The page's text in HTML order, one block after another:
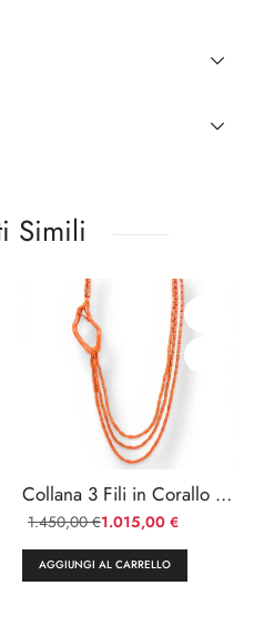
Simili
Collana 3 Fili in Corallo Sciacca con Creola Oro
1.015,00 €
1.450,00€
AGGIUNGI AL CARRELLO